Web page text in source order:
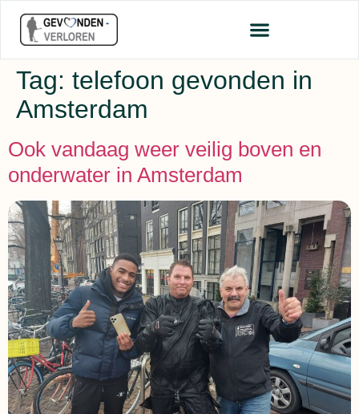
Tag: telefoon gevonden in
Amsterdam
Ook vandaag weer veilig boven en
onderwater in Amsterdam